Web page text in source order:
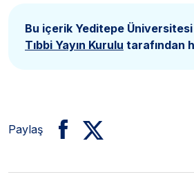
Bu içerik Yeditepe
Tıbbi Yayın Kurulu tarafından
Paylaş